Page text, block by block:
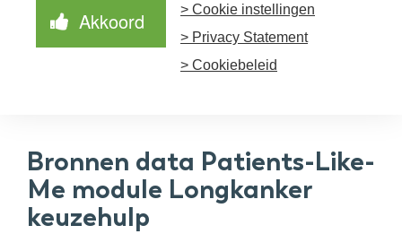
Akkoord
> Cookie instellingen
> Privacy Statement
> Cookiebeleid
aanpak
Samen Beter
Nieuws
laatste nieuws!
Aanmelden nieuwsbrief
Bronnen data Patients-Like-
Me module Longkanker
keuzehulp